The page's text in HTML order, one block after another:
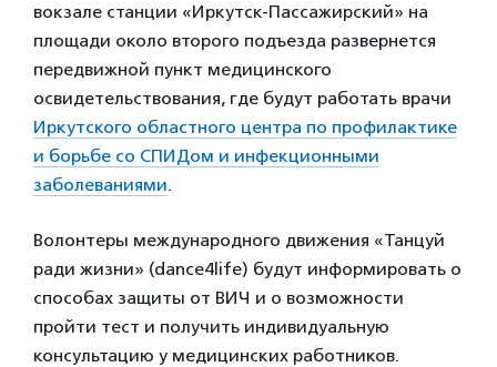
вокзале станции «Иркутск-Пассажирский» на
площади около второго подъезда развернется
передвижной пункт медицинского
освидетельствования, где будут работать врачи
Иркутского областного центра по профилактике
и борьбе со СПИДом и инфекционными
заболеваниями.
Волонтеры международного движения «Танцуй
ради жизни» (dance4life) будут информировать о
способах защиты от ВИЧ и о возможности
пройти тест и получить индивидуальную
консультацию у медицинских работников.